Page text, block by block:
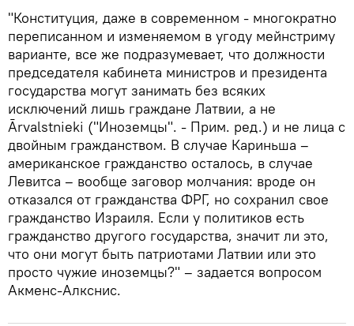
"Конституция, даже в современном - многократно
переписанном и изменяемом в угоду мейнстриму
варианте, все же подразумевает, что должности
председателя кабинета министров и президента
государства могут занимать без всяких
исключений лишь граждане Латвии, а не
Ārvalstnieki ("Иноземцы". - Прим. ред.) и не лица с
двойным гражданством. В случае Кариньша –
американское гражданство осталось, в случае
Левитса – вообще заговор молчания: вроде он
отказался от гражданства ФРГ, но сохранил свое
гражданство Израиля. Если у политиков есть
гражданство другого государства, значит ли это,
что они могут быть патриотами Латвии или это
просто чужие иноземцы?" – задается вопросом
Акменс-Алкснис.